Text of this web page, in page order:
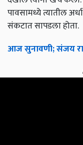
पावसामध्ये त्यातील
संकटात सापडला होता.
आज सुनावणी; संजय